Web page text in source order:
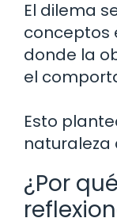
El dilema
conceptos
donde la
el
Esto
naturaleza
¿Por